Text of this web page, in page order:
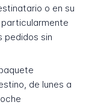
o en su
pedidos sin
de lunes a